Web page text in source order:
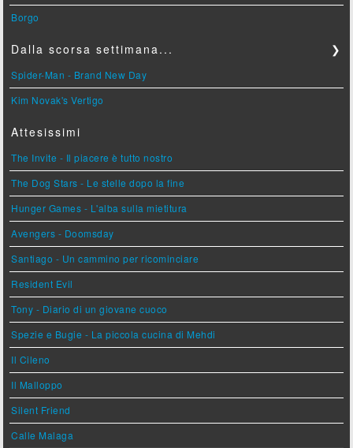
Borgo
Dalla scorsa settimana... ❯
Spider-Man - Brand New Day
Kim Novak's Vertigo
Attesissimi
The Invite - Il piacere è tutto nostro
The Dog Stars - Le stelle dopo la fine
Hunger Games - L'alba sulla mietitura
Avengers - Doomsday
Santiago - Un cammino per ricominciare
Resident Evil
Tony - Diario di un giovane cuoco
Spezie e Bugie - La piccola cucina di Mehdi
Il Cileno
Il Malloppo
Silent Friend
Calle Malaga